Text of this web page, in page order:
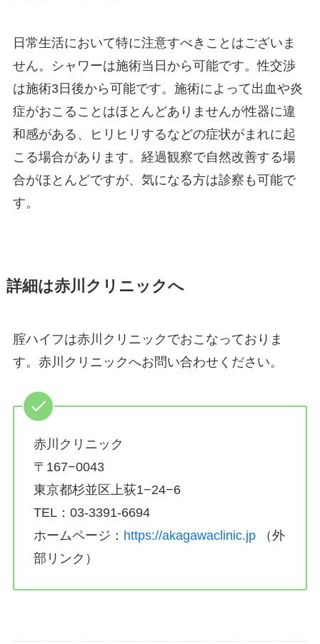
日常生活において特に注意すべきことはございま
せん。シャワーは施術当日から可能です。性交渉
は施術3日後から可能です。施術によって出血や炎
症がおこることはほとんどありませんが性器に違
和感がある、ヒリヒリするなどの症状がまれに起
こる場合があります。経過観察で自然改善する場
合がほとんどですが、気になる方は診察も可能で
す。
詳細は赤川クリニックへ
腟ハイフは赤川クリニックでおこなっておりま
す。赤川クリニックへお問い合わせください。
赤川クリニック
〒167−0043
東京都杉並区上荻1−24−6
TEL：03-3391-6694
ホームページ： https://akagawaclinic.jp（外
部リンク）